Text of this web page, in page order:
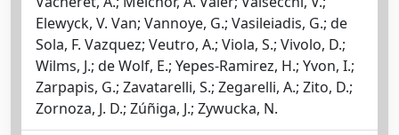
Elewyck, V. Van; Vannoye, G.; Vasileiadis, G.; de
Sola, F. Vazquez; Veutro, A.; Viola, S.; Vivolo, D.;
Wilms, J.; de Wolf, E.; Yepes-Ramirez, H.; Yvon, I.;
Zarpapis, G.; Zavatarelli, S.; Zegarelli, A.; Zito, D.;
Zornoza, J. D.; Zúñiga, J.; Zywucka, N.